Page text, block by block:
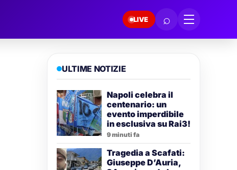
LIVE ⌕
ULTIME NOTIZIE
Napoli celebra il
centenario: un
evento imperdibile
in esclusiva su Rai3!
9 minuti fa
Tragedia a Scafati:
Giuseppe D’Auria,